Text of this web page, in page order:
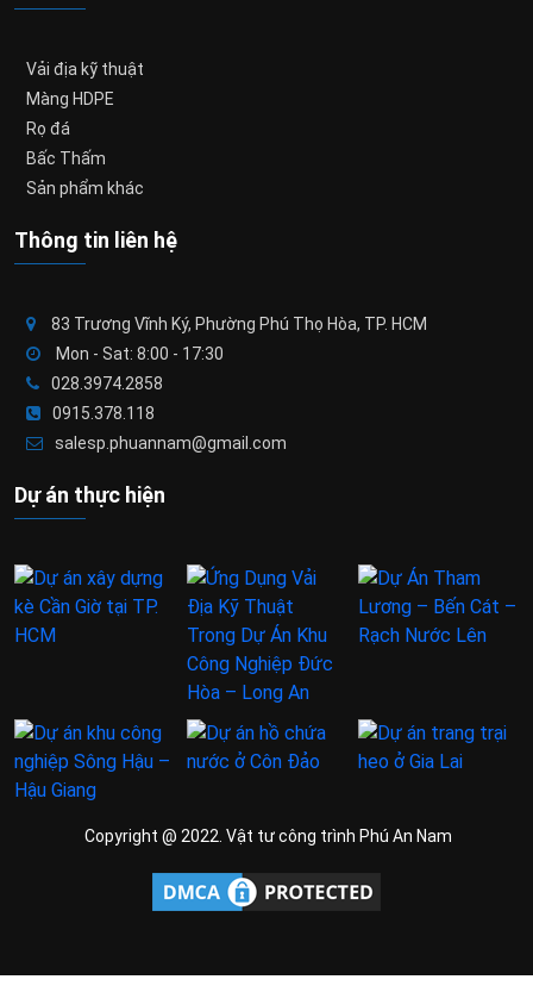
Vải địa kỹ thuật
Màng HDPE
Rọ đá
Bấc Thấm
Sản phẩm khác
Thông tin liên hệ
83 Trương Vĩnh Ký, Phường Phú Thọ Hòa, TP. HCM
Mon - Sat: 8:00 - 17:30
028.3974.2858
0915.378.118
salesp.phuannam@gmail.com
Dự án thực hiện
Copyright @ 2022. Vật tư công trình Phú An Nam